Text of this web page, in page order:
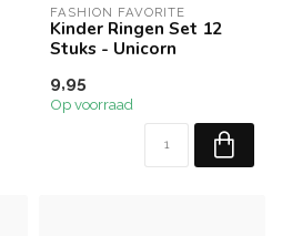
FASHION FAVORITE
Kinder Ringen Set 12
Stuks - Unicorn
9,95
Op voorraad